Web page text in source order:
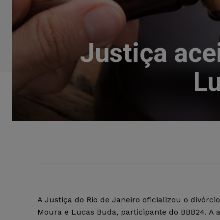
Justiça
A Justiça do Rio de Janeiro oficializou o
Moura e Lucas Buda, participante do BBB24. A